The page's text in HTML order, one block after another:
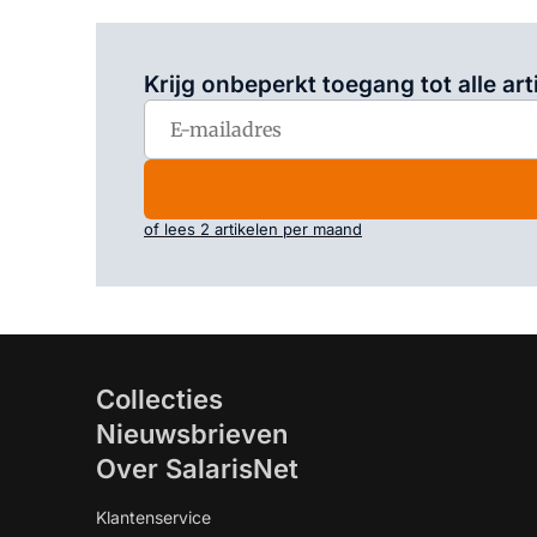
Krijg onbeperkt toegang tot alle
of lees 2 artikelen per maand
Collecties
Nieuwsbrieven
Over SalarisNet
Klantenservice